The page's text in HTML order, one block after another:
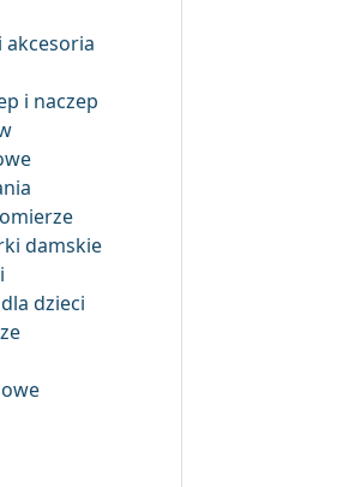
akcesoria
i naczep
damskie
dzieci